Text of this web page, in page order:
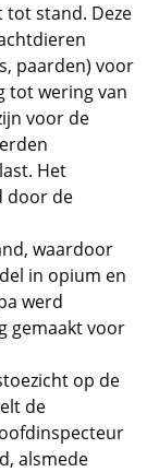
tot stand. Deze
paarden) voor
tot wering van
voor de
Het
door de
waardoor
in opium en
werd
gemaakt voor
op de
de
alsmede